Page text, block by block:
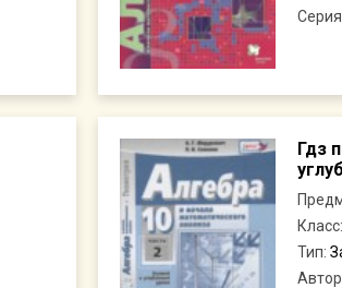
Гдз
Класс:
Тип: